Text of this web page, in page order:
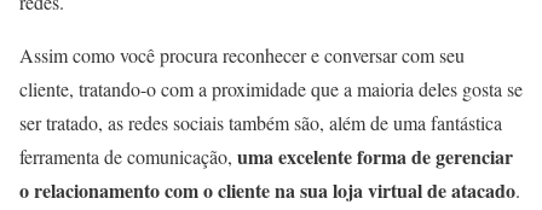
Assim como você procura reconhecer e conversar com seu
cliente, tratando-o com a proximidade que a maioria deles gosta se
ser tratado, as redes sociais também são, além de uma fantástica
ferramenta de comunicação, uma excelente forma de gerenciar
o relacionamento com o cliente na sua loja virtual de atacado.